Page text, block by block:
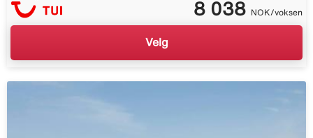
8 038 NOK/voksen
Velg